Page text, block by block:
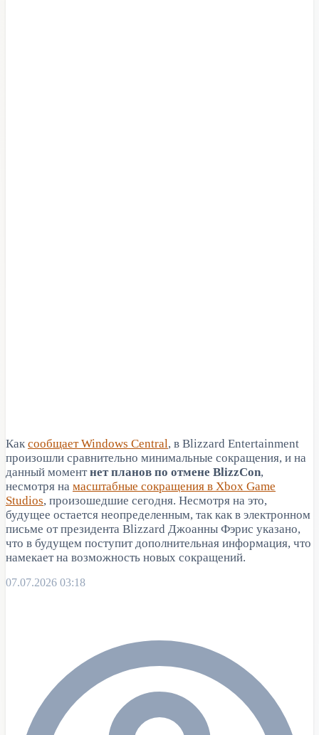
Как сообщает Windows Central, в Blizzard Entertainment
произошли сравнительно минимальные сокращения, и на
данный моментнет планов по отмене BlizzCon,
несмотря на масштабные сокращения в Xbox Game
Studios, произошедшие сегодня. Несмотря на это,
будущее остается неопределенным, так как в электронном
письме от президента Blizzard Джоанны Фэрис указано,
что в будущем поступит дополнительная информация, что
намекает на возможность новых сокращений.
07.07.2026 03:18